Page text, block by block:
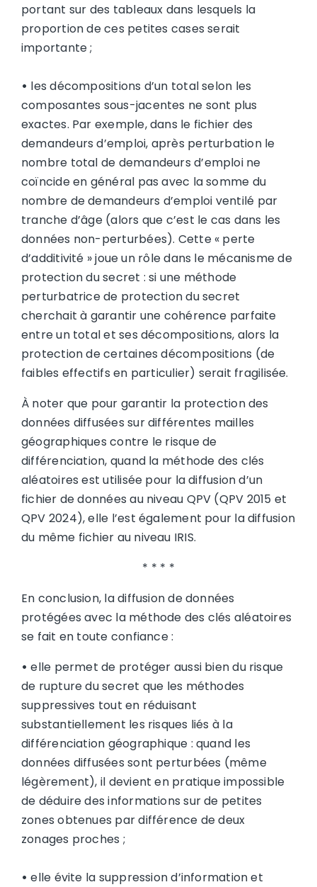
portant sur des tableaux dans lesquels la
proportion de ces petites cases serait
importante ;
• les décompositions d’un total selon les
composantes sous-jacentes ne sont plus
exactes. Par exemple, dans le fichier des
demandeurs d’emploi, après perturbation le
nombre total de demandeurs d’emploi ne
coïncide en général pas avec la somme du
nombre de demandeurs d’emploi ventilé par
tranche d’âge (alors que c’est le cas dans les
données non-perturbées). Cette « perte
d’additivité » joue un rôle dans le mécanisme de
protection du secret : si une méthode
perturbatrice de protection du secret
cherchait à garantir une cohérence parfaite
entre un total et ses décompositions, alors la
protection de certaines décompositions (de
faibles effectifs en particulier) serait fragilisée.
À noter que pour garantir la protection des
données diffusées sur différentes mailles
géographiques contre le risque de
différenciation, quand la méthode des clés
aléatoires est utilisée pour la diffusion d’un
fichier de données au niveau QPV (QPV 2015 et
QPV 2024), elle l’est également pour la diffusion
du même fichier au niveau IRIS.
* * * *
En conclusion, la diffusion de données
protégées avec la méthode des clés aléatoires
se fait en toute confiance :
• elle permet de protéger aussi bien du risque
de rupture du secret que les méthodes
suppressives tout en réduisant
substantiellement les risques liés à la
différenciation géographique : quand les
données diffusées sont perturbées (même
légèrement), il devient en pratique impossible
de déduire des informations sur de petites
zones obtenues par différence de deux
zonages proches ;
• elle évite la suppression d’information et